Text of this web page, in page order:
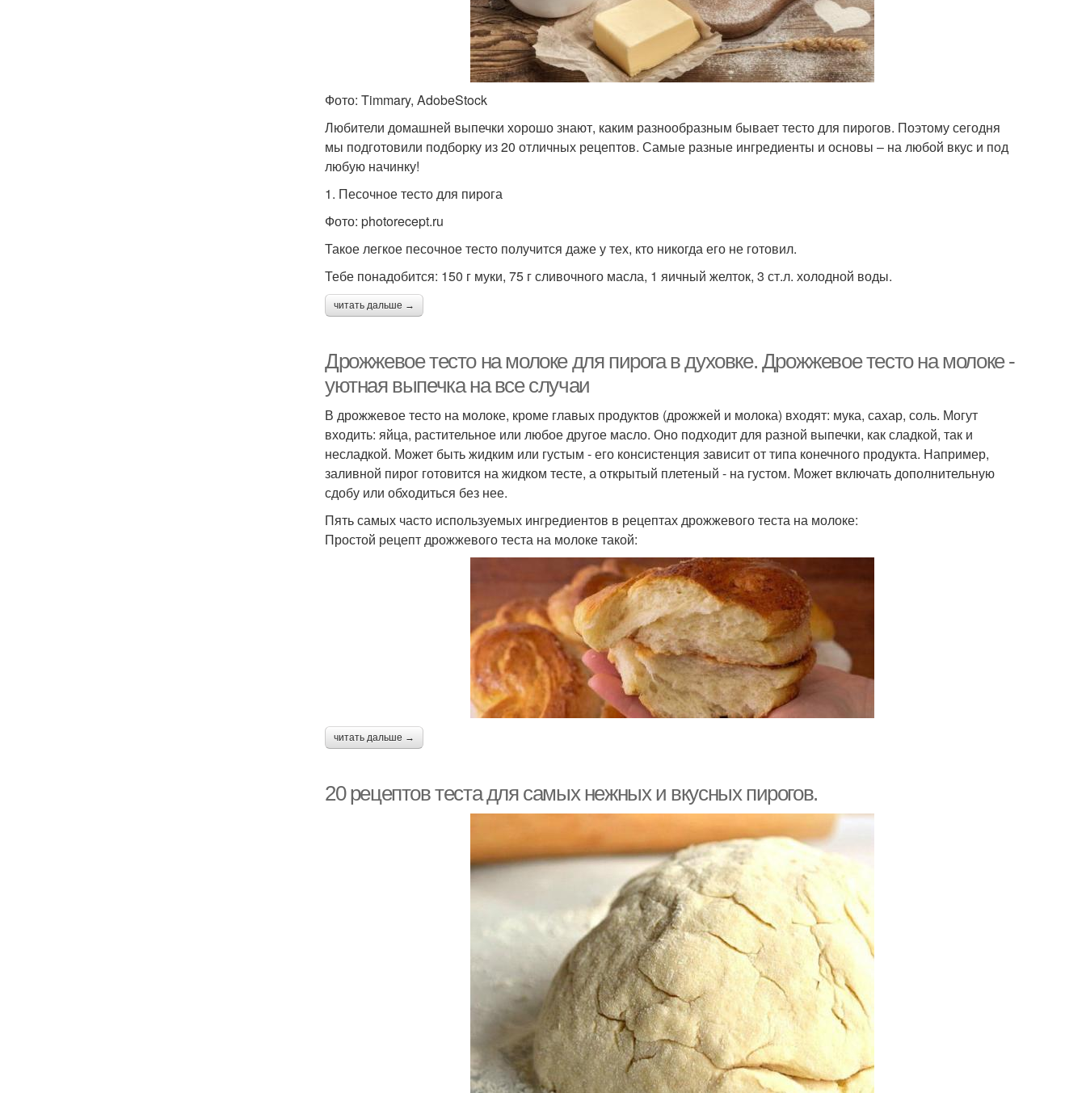
Фото: Timmary, AdobeStock
Любители домашней выпечки хорошо знают, каким разнообразным бывает тесто для пирогов. Поэтому сегодня
мы подготовили подборку из 20 отличных рецептов. Самые разные ингредиенты и основы – на любой вкус и под
любую начинку!
1. Песочное тесто для пирога
Фото: photorecept.ru
Такое легкое песочное тесто получится даже у тех, кто никогда его не готовил.
Тебе понадобится: 150 г муки, 75 г сливочного масла, 1 яичный желток, 3 ст.л. холодной воды.
читать дальше →
Дрожжевое тесто на молоке для пирога в духовке. Дрожжевое тесто на молоке -
уютная выпечка на все случаи
В дрожжевое тесто на молоке, кроме главых продуктов (дрожжей и молока) входят: мука, сахар, соль. Могут
входить: яйца, растительное или любое другое масло. Оно подходит для разной выпечки, как сладкой, так и
несладкой. Может быть жидким или густым - его консистенция зависит от типа конечного продукта. Например,
заливной пирог готовится на жидком тесте, а открытый плетеный - на густом. Может включать дополнительную
сдобу или обходиться без нее.
Пять самых часто используемых ингредиентов в рецептах дрожжевого теста на молоке:
Простой рецепт дрожжевого теста на молоке такой:
читать дальше →
20 рецептов теста для самых нежных и вкусных пирогов.